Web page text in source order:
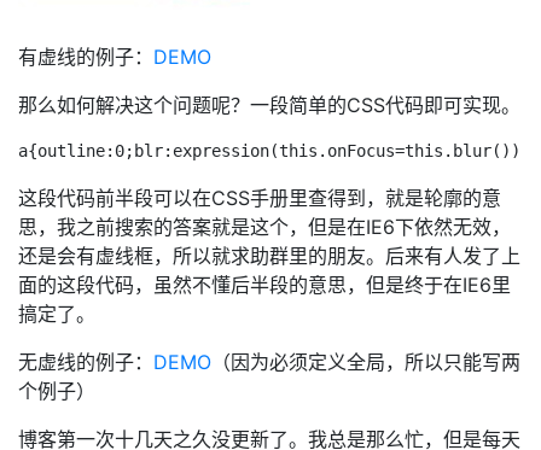
有虚线的例子： DEMO
那么如何解决这个问题呢？一段简单的CSS代码即可实现。
这段代码前半段可以在CSS手册里查得到，就是轮廓的意
思，我之前搜索的答案就是这个，但是在IE6下依然无效，
还是会有虚线框，所以就求助群里的朋友。后来有人发了上
面的这段代码，虽然不懂后半段的意思，但是终于在IE6里
搞定了。
无虚线的例子： DEMO （因为必须定义全局，所以只能写两
个例子）
博客第一次十几天之久没更新了。我总是那么忙，但是每天